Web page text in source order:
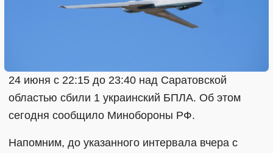
24 июня с 22:15 до 23:40 над Саратовской
областью сбили 1 украинский БПЛА. Об этом
сегодня сообщило Минобороны РФ.
Напомним, до указанного интервала вчера с